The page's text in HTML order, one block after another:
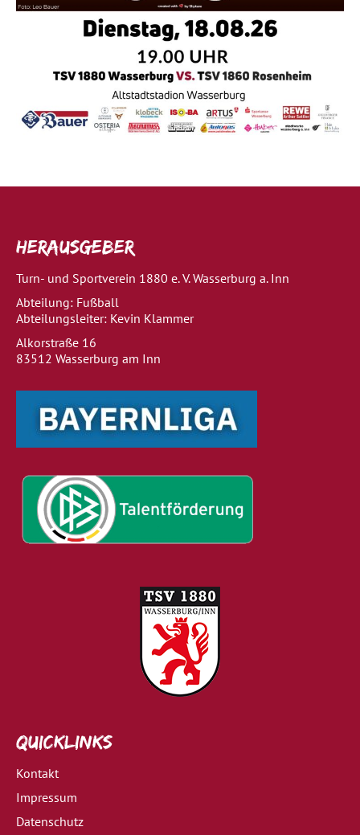
Herausgeber
Turn- und Sportverein 1880 e. V. Wasserburg a. Inn
Abteilung: Fußball
Abteilungsleiter: Kevin Klammer
Alkorstraße 16
83512 Wasserburg am Inn
Quicklinks
Kontakt
Impressum
Datenschutz